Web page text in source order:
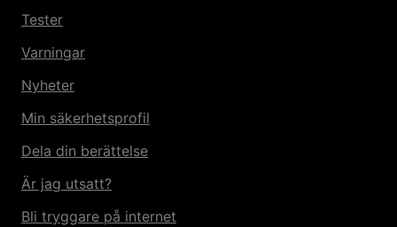
Tester
Varningar
Nyheter
Min säkerhetsprofil
Dela din berättelse
Är jag utsatt?
Bli tryggare på internet